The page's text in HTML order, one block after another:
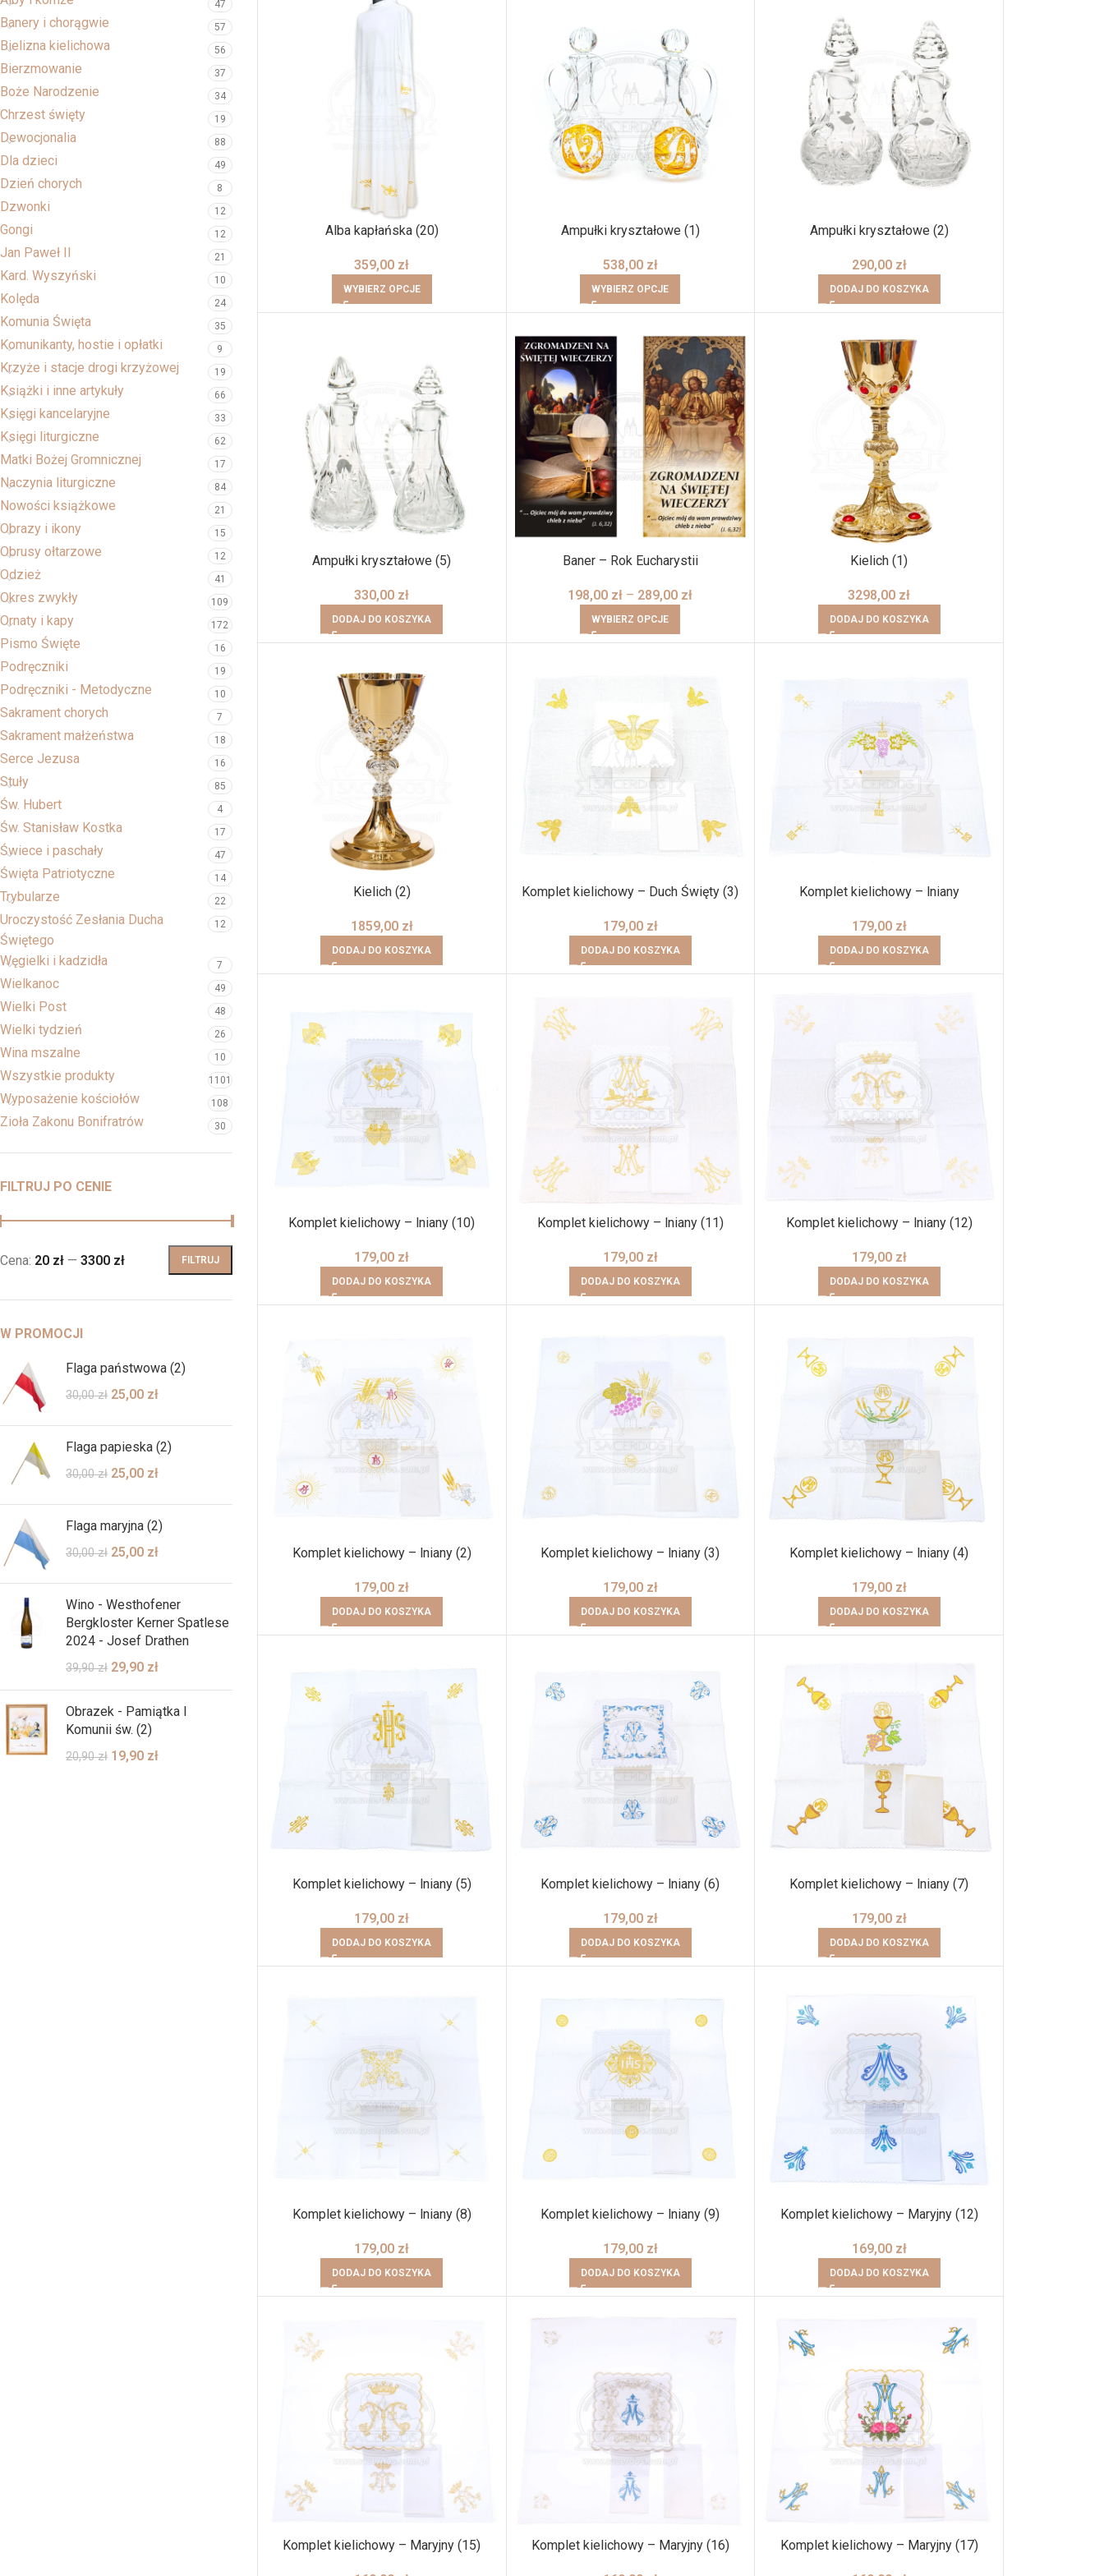
47
Banery i chorągwie 57
Bielizna kielichowa 56
Bierzmowanie 37
Boże Narodzenie 34
Chrzest święty 19
Dewocjonalia 88
Dla dzieci 49
Dzień chorych 8
Dzwonki 12
Gongi 12
Jan Paweł II 21
Kard. Wyszyński 10
Kolęda 24
Komunia Święta 35
Komunikanty, hostie i opłatki 9
Krzyże i stacje drogi krzyżowej 19
Książki i inne artykuły 66
Księgi kancelaryjne 33
Księgi liturgiczne 62
Matki Bożej Gromnicznej 17
Naczynia liturgiczne 84
Nowości książkowe 21
Obrazy i ikony 15
Obrusy ołtarzowe 12
Odzież 41
Okres zwykły 109
Ornaty i kapy 172
Pismo Święte 16
Podręczniki 19
Podręczniki - Metodyczne 10
Sakrament chorych 7
Sakrament małżeństwa 18
Serce Jezusa 16
Stuły 85
Św. Hubert 4
Św. Stanisław Kostka 17
Świece i paschały 47
Święta Patriotyczne 14
Trybularze 22
Uroczystość Zesłania Ducha
Świętego
12
Węgielki i kadzidła 7
Wielkanoc 49
Wielki Post 48
Wielki tydzień 26
Wina mszalne 10
Wszystkie produkty 1101
Wyposażenie kościołów 108
Zioła Zakonu Bonifratrów 30
FILTRUJ PO CENIE
FILTRUJ
Cena: 20 zł — 3300 zł
W PROMOCJI
Flaga państwowa (2)
30,00zł 25,00 zł
Flaga papieska (2)
30,00zł 25,00 zł
Flaga maryjna (2)
30,00zł 25,00 zł
Wino - Westhofener
Bergkloster Kerner Spatlese
2024 - Josef Drathen
39,90zł 29,90 zł
Obrazek - Pamiątka I
Komunii św. (2)
20,90zł 19,90 zł
Alba kapłańska (20)
359,00 zł
WYBIERZ OPCJE
Ampułki kryształowe (1)
538,00 zł
WYBIERZ OPCJE
Ampułki kryształowe (2)
290,00 zł
DODAJ DO KOSZYKA
Ampułki kryształowe (5)
330,00 zł
DODAJ DO KOSZYKA
Baner – Rok Eucharystii
198,00 zł – 289,00 zł
WYBIERZ OPCJE
Kielich (1)
3298,00 zł
DODAJ DO KOSZYKA
Kielich (2)
1859,00 zł
DODAJ DO KOSZYKA
Komplet kielichowy – Duch Święty (3)
179,00 zł
DODAJ DO KOSZYKA
Komplet kielichowy – lniany
179,00 zł
DODAJ DO KOSZYKA
Komplet kielichowy – lniany (10)
179,00 zł
DODAJ DO KOSZYKA
Komplet kielichowy – lniany (11)
179,00 zł
DODAJ DO KOSZYKA
Komplet kielichowy – lniany (12)
179,00 zł
DODAJ DO KOSZYKA
Komplet kielichowy – lniany (2)
179,00 zł
DODAJ DO KOSZYKA
Komplet kielichowy – lniany (3)
179,00 zł
DODAJ DO KOSZYKA
Komplet kielichowy – lniany (4)
179,00 zł
DODAJ DO KOSZYKA
Komplet kielichowy – lniany (5)
179,00 zł
DODAJ DO KOSZYKA
Komplet kielichowy – lniany (6)
179,00 zł
DODAJ DO KOSZYKA
Komplet kielichowy – lniany (7)
179,00 zł
DODAJ DO KOSZYKA
Komplet kielichowy – lniany (8)
179,00 zł
DODAJ DO KOSZYKA
Komplet kielichowy – lniany (9)
179,00 zł
DODAJ DO KOSZYKA
Komplet kielichowy – Maryjny (12)
169,00 zł
DODAJ DO KOSZYKA
Komplet kielichowy – Maryjny (15) Komplet kielichowy – Maryjny (16) Komplet kielichowy – Maryjny (17)